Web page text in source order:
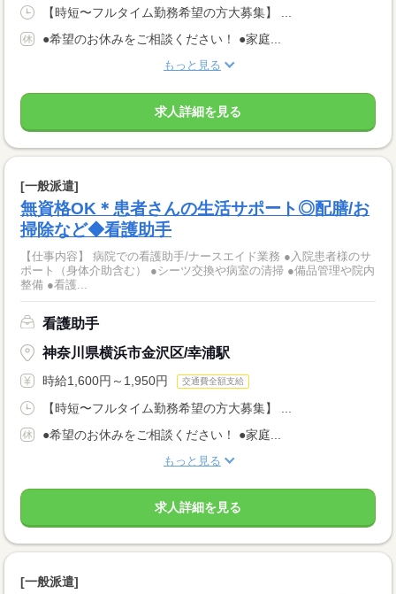
【時短〜フルタイム勤務希望の方大募集】 ...
●希望のお休みをご相談ください！ ●家庭...
もっと見る
求人詳細を見る
[一般派遣]
無資格OK＊患者さんの生活サポート◎配膳/お
掃除など◆看護助手
【仕事内容】 病院での看護助手/ナースエイド業務 ●入院患者様のサ
ポート（身体介助含む） ●シーツ交換や病室の清掃 ●備品管理や院内
整備 ●看護...
看護助手
神奈川県横浜市金沢区/幸浦駅
時給1,600円～1,950円 交通費全額支給
【時短〜フルタイム勤務希望の方大募集】 ...
●希望のお休みをご相談ください！ ●家庭...
もっと見る
求人詳細を見る
[一般派遣]